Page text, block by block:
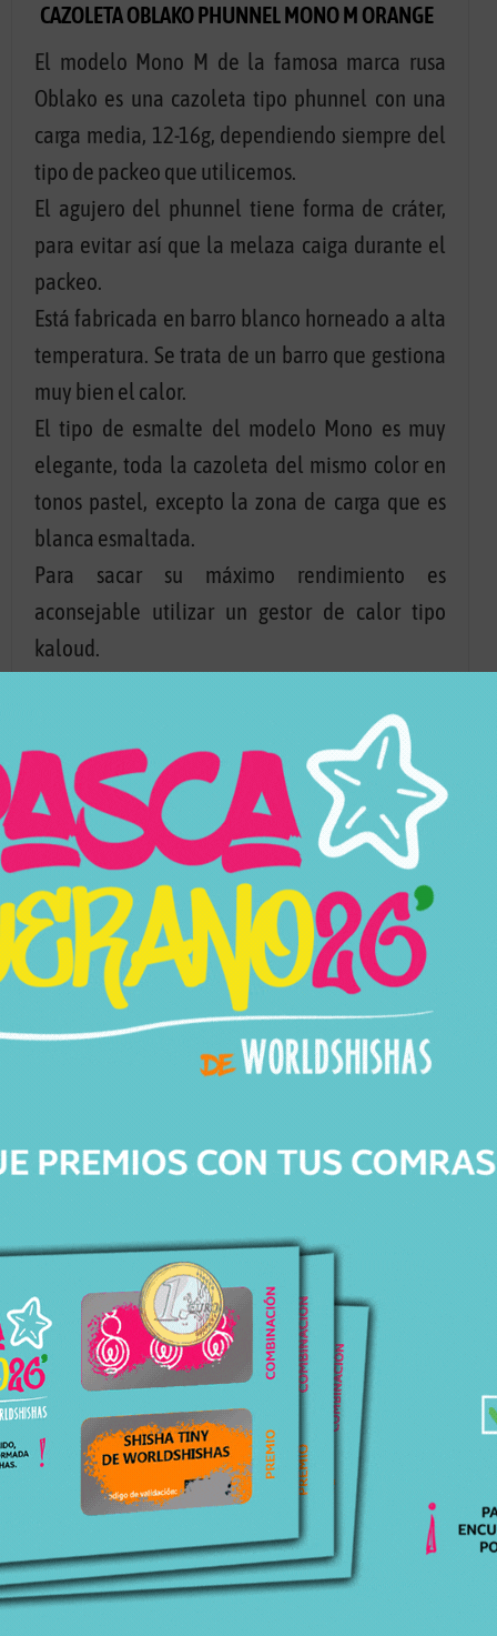
CAZOLETA OBLAKO PHUNNEL MONO M ORANGE
El modelo Mono M de la famosa marca rusa
Oblako es una cazoleta tipo phunnel con una
carga media, 12-16g, dependiendo siempre del
tipo de packeo que utilicemos.
El agujero del phunnel tiene forma de cráter,
para evitar así que la melaza caiga durante el
packeo.
Está fabricada en barro blanco horneado a alta
temperatura. Se trata de un barro que gestiona
muy bien el calor.
El tipo de esmalte del modelo Mono es muy
elegante, toda la cazoleta del mismo color en
tonos pastel, excepto la zona de carga que es
blanca esmaltada.
Para sacar su máximo rendimiento es
aconsejable utilizar un gestor de calor tipo
kaloud.
de colores para que puedas elegir el que más te
guste.
Características
SKU 1354
Categorías Cazoletas
Oblako
Modelo
Productos relacionados
Productos relacionados con CAZOLETA OBLAKO PHUNNEL
MONO M ORANGE
Todos los productos